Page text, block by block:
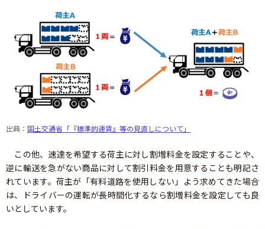
出典： 国土交通省「『標準的運賃』等の見直しについて」
この他、速達を希望する荷主に対し割増料金を設定することや、
逆に輸送を急がない商品に対して割引料金を用意することも明記さ
れています。荷主が「有料道路を使用しない」よう求めてきた場合
は、ドライバーの運転が長時間化するなら割増料金を設定しても良
いとしています。